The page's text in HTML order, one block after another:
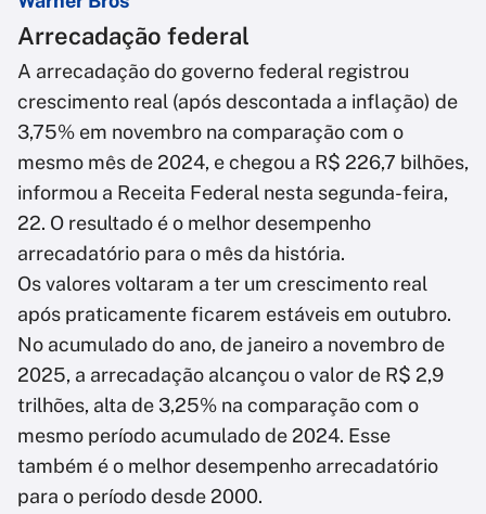
Arrecadação federal
A arrecadação do governo federal registrou
crescimento real (após descontada a inflação) de
3,75% em novembro na comparação com o
mesmo mês de 2024, e chegou a R$ 226,7 bilhões,
informou a Receita Federal nesta segunda-feira,
22. O resultado é o melhor desempenho
arrecadatório para o mês da história.
Os valores voltaram a ter um crescimento real
após praticamente ficarem estáveis em outubro.
No acumulado do ano, de janeiro a novembro de
2025, a arrecadação alcançou o valor de R$ 2,9
trilhões, alta de 3,25% na comparação com o
mesmo período acumulado de 2024. Esse
também é o melhor desempenho arrecadatório
para o período desde 2000.